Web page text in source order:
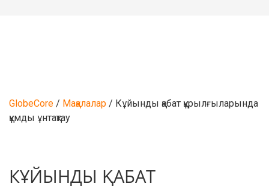
GlobeCore / Мақалалар / Кұйынды қабат құрылғыларында
құмды ұнтақтау
КҰЙЫНДЫ ҚАБАТ